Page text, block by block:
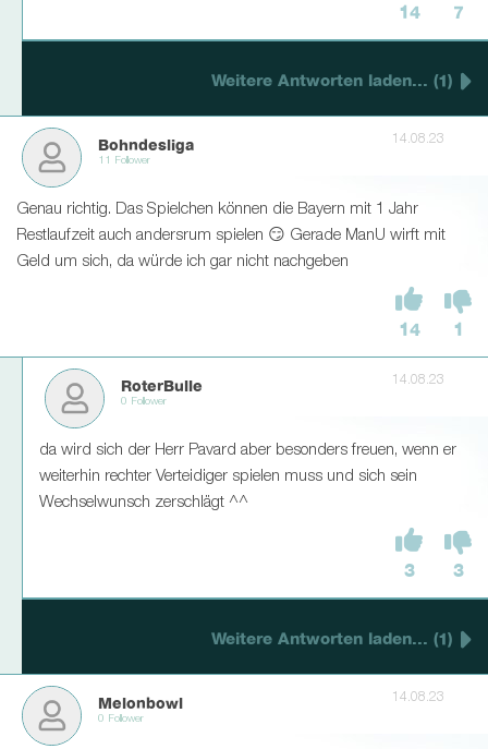
14 7
Weitere Antworten laden... (1)
Bohndesliga
11 Follower
14.08.23
Genau richtig. Das Spielchen können die Bayern mit 1 Jahr
Restlaufzeit auch andersrum spielen 😏 Gerade ManU wirft mit
Geld um sich, da würde ich gar nicht nachgeben
14 1
RoterBulle
0 Follower
14.08.23
da wird sich der Herr Pavard aber besonders freuen, wenn er
weiterhin rechter Verteidiger spielen muss und sich sein
Wechselwunsch zerschlägt ^^
3 3
Weitere Antworten laden... (1)
Melonbowl
0 Follower
14.08.23